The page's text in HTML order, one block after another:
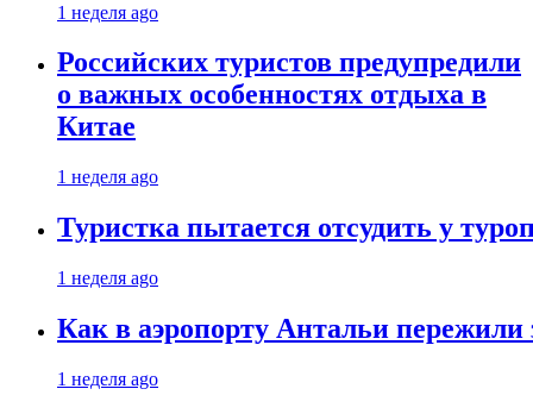
1 неделя ago
Российских туристов предупредили
о важных особенностях отдыха в
Китае
1 неделя ago
Туристка пытается отсудить у
1 неделя ago
Как в аэропорту Антальи
1 неделя ago